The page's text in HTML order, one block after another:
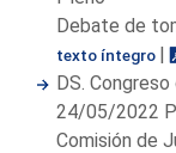
Debate de
texto íntegro |
DS.
24/05/2022
Comisión de